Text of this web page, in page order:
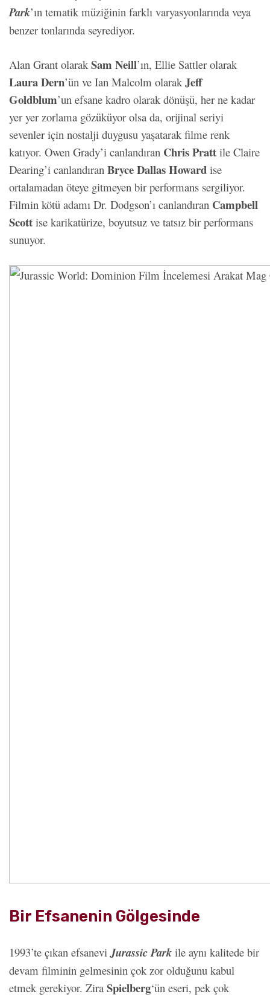
Park’ın tematik müziğinin farklı varyasyonlarında veya
benzer tonlarında seyrediyor.
Alan Grant olarak Sam Neill’ın, Ellie Sattler olarak
Laura Dern’ün ve Ian Malcolm olarak Jeff
Goldblum’un efsane kadro olarak dönüşü, her ne kadar
yer yer zorlama gözüküyor olsa da, orijinal seriyi
sevenler için nostalji duygusu yaşatarak filme renk
katıyor. Owen Grady’i canlandıran Chris Pratt ile Claire
Dearing’i canlandıran Bryce Dallas Howard ise
ortalamadan öteye gitmeyen bir performans sergiliyor.
Filmin kötü adamı Dr. Dodgson’ı canlandıran Campbell
Scott ise karikatürize, boyutsuz ve tatsız bir performans
sunuyor.
Bir Efsanenin Gölgesinde
1993’te çıkan efsaneviJurassic Park ile aynı kalitede bir
devam filminin gelmesinin çok zor olduğunu kabul
etmek gerekiyor. Zira Spielberg‘ün eseri, pek çok